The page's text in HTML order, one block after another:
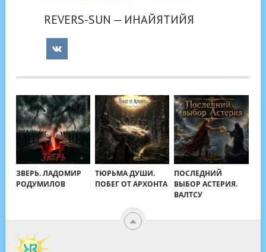
REVERS-SUN — ИНАЙЯТИЙЯ
ЗВЕРЬ. ЛАДОМИР
РОДУМИЛОВ
ТЮРЬМА ДУШИ.
ПОБЕГ ОТ АРХОНТА
ПОСЛЕДНИЙ
ВЫБОР АСТЕРИЯ.
ВАЛТСУ